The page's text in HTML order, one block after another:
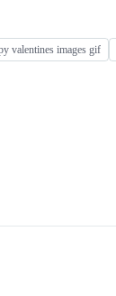
valentines images gif